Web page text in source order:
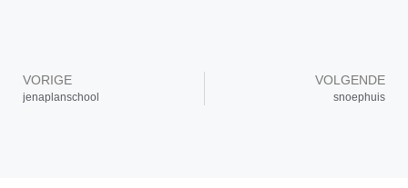
VORIGE
jenaplanschool
VOLGENDE
snoephuis